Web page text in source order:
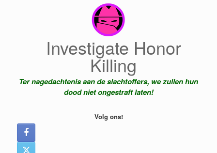
Investigate Honor
Killing
Ter nagedachtenis aan de slachtoffers, we zullen hun
dood niet ongestraft laten!
Volg ons!